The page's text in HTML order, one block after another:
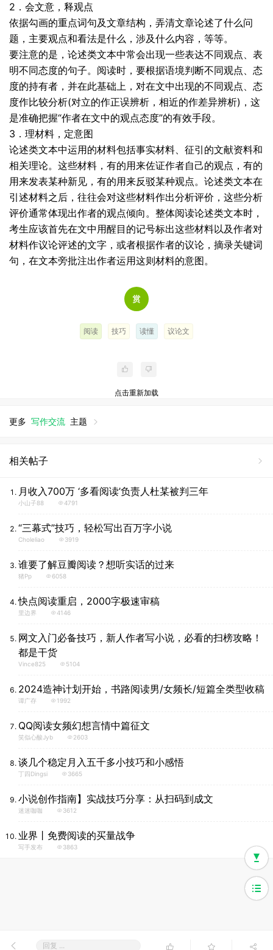
2．会文意，释观点
依据勾画的重点词句及文章结构，弄清文章论述了什么问
题，主要观点和看法是什么，涉及什么内容，等等。
要注意的是，论述类文本中常会出现一些表达不同观点、表
明不同态度的句子。阅读时，要根据语境判断不同观点、态
度的持有者，并在此基础上，对在文中出现的不同观点、态
度作比较分析(对立的作正误辨析，相近的作差异辨析)，这
是准确把握“作者在文中的观点态度”的有效手段。
3．理材料，定意图
论述类文本中运用的材料包括事实材料、征引的文献资料和
相关理论。这些材料，有的用来佐证作者自己的观点，有的
用来发表某种新见，有的用来反驳某种观点。论述类文本在
引述材料之后，往往会对这些材料作出分析评价，这些分析
评价通常体现出作者的观点倾向。整体阅读论述类文本时，
考生应该首先在文中用醒目的记号标出这些材料以及作者对
材料作议论评述的文字，或者根据作者的议论，摘录关键词
句，在文本旁批注出作者运用这则材料的意图。
阅读 技巧 读懂 议论文
点击重新加载
更多 写作交流 主题
相关帖子
月收入700万 ‘多看阅读’负责人杜某被判三年
小山子88 4791
“三幕式”技巧，轻松写出百万字小说
Choleliao 3919
谁要了解豆瓣阅读？想听实话的过来
猪pp 6058
快点阅读重启，2000字极速审稿
里边界 4146
网文入门必备技巧，新人作者写小说，必看的扫榜攻略！
都是干货
Vince825 5104
2024造神计划开始，书路阅读男/女频长/短篇全类型收稿
谭广存 1992
QQ阅读女频幻想言情中篇征文
笑似心酸jyb 2603
谈几个稳定月入五千多小技巧和小感悟
丁四dingsi 3665
小说创作指南】实战技巧分享：从扫码到成文
迷迷咖咖 3612
业界丨免费阅读的买量战争
写手发布 3863
回复 ...